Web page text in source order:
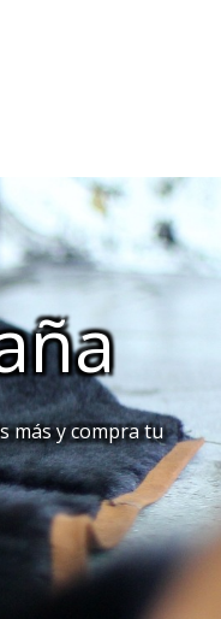
más y compra tu